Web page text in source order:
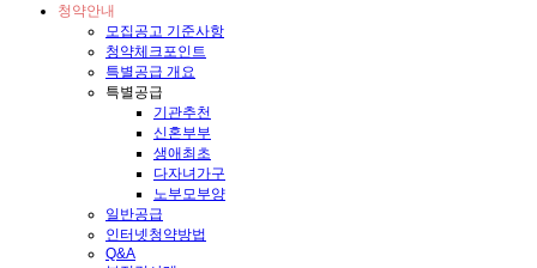
청약안내
모집공고 기준사항
청약체크포인트
특별공급 개요
특별공급
기관추천
신혼부부
생애최초
다자녀가구
노부모부양
일반공급
인터넷청약방법
Q&A